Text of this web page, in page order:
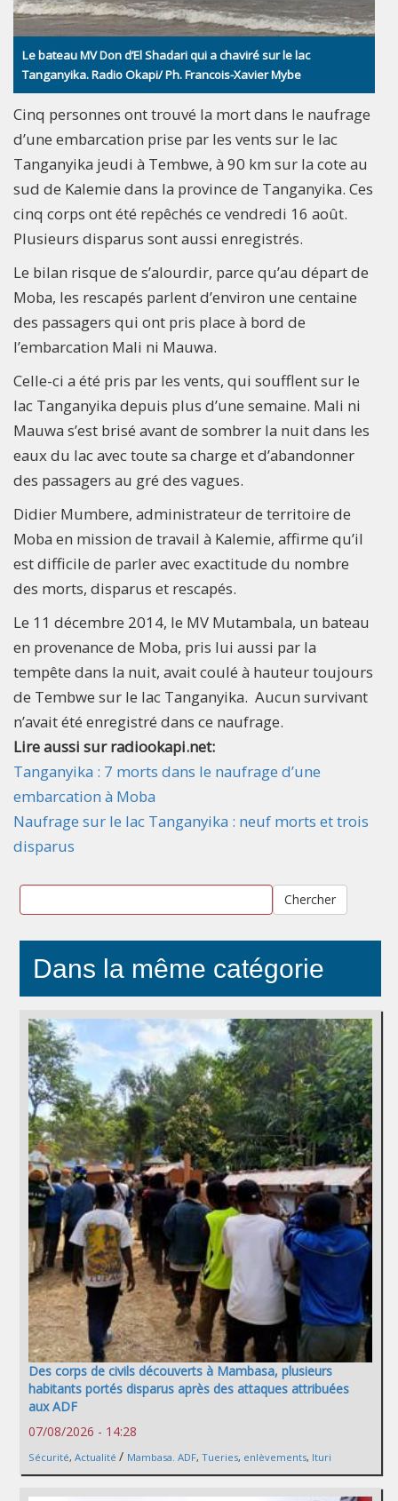
Le bateau MV Don d’El Shadari qui a chaviré sur le lac
Tanganyika. Radio Okapi/ Ph. Francois-Xavier Mybe
Cinq personnes ont trouvé la mort dans le naufrage
d’une embarcation prise par les vents sur le lac
Tanganyika jeudi à Tembwe, à 90 km sur la cote au
sud de Kalemie dans la province de Tanganyika. Ces
cinq corps ont été repêchés ce vendredi 16 août.
Plusieurs disparus sont aussi enregistrés.
Le bilan risque de s’alourdir, parce qu’au départ de
Moba, les rescapés parlent d’environ une centaine
des passagers qui ont pris place à bord de
l’embarcation Mali ni Mauwa.
Celle-ci a été pris par les vents, qui soufflent sur le
lac Tanganyika depuis plus d’une semaine. Mali ni
Mauwa s’est brisé avant de sombrer la nuit dans les
eaux du lac avec toute sa charge et d’abandonner
des passagers au gré des vagues.
Didier Mumbere, administrateur de territoire de
Moba en mission de travail à Kalemie, affirme qu’il
est difficile de parler avec exactitude du nombre
des morts, disparus et rescapés.
Le 11 décembre 2014, le MV Mutambala, un bateau
en provenance de Moba, pris lui aussi par la
tempête dans la nuit, avait coulé à hauteur toujours
de Tembwe sur le lac Tanganyika. Aucun survivant
n’avait été enregistré dans ce naufrage.
Lire aussi sur radiookapi.net:
Tanganyika : 7 morts dans le naufrage d’une
embarcation à Moba
Naufrage sur le lac Tanganyika : neuf morts et trois
disparus
Chercher
Dans la même catégorie
Des corps de civils découverts à Mambasa, plusieurs
habitants portés disparus après des attaques attribuées
aux ADF
07/08/2026 - 14:28
Sécurité, Actualité / Mambasa. ADF, Tueries, enlèvements, Ituri